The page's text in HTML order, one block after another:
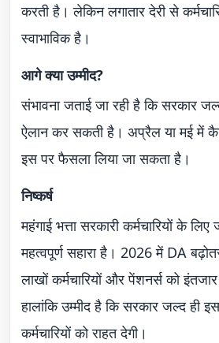
करती है। लेकिन लगातार देरी से
स्वाभाविक है।
आगे क्या उम्मीद?
संभावना जताई जा रही है कि सरकार
ऐलान कर सकती है। अप्रैल या मई में
इस पर फैसला लिया जा सकता है।
निष्कर्ष
महंगाई भत्ता सरकारी कर्मचारियों के
महत्वपूर्ण सहारा है। 2026 में DA
लाखों कर्मचारियों और पेंशनर्स को
हालांकि उम्मीद है कि सरकार जल्द ही
कर्मचारियों को राहत देगी।